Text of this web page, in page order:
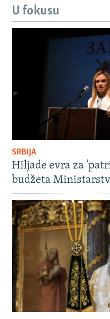
U fokusu
SRBIJA
Hiljade evra za
budžeta